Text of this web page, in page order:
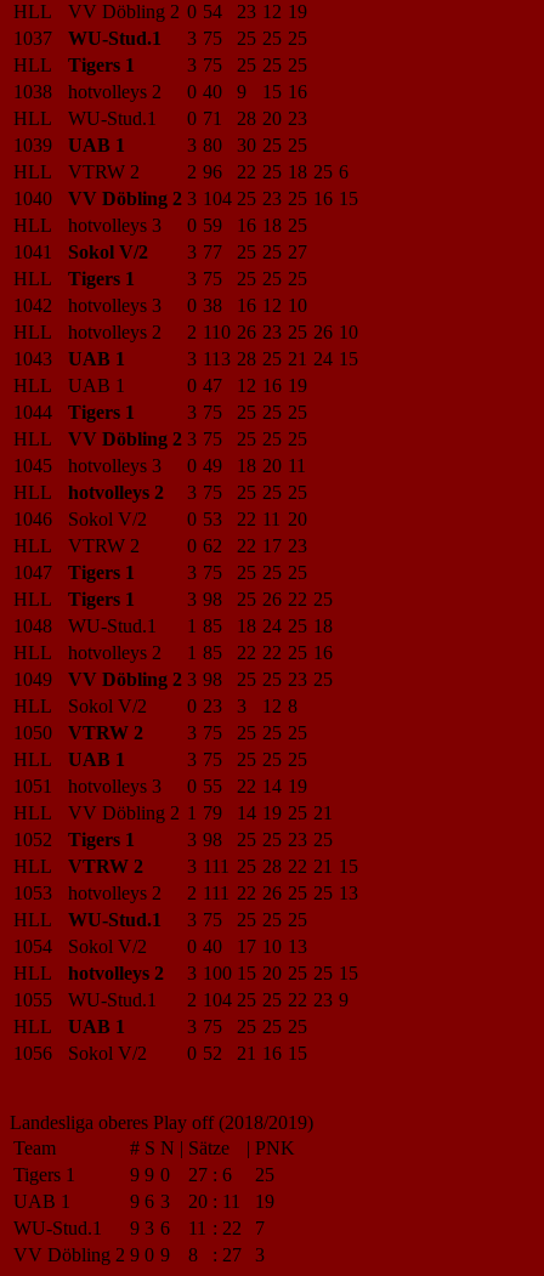
HLL
VV Döbling 2 0 54 23 12 19
1037
WU-Stud.1 3 75 25 25 25
HLL
Tigers 1 3 75 25 25 25
1038
hotvolleys 2 0 40 9 15 16
HLL
WU-Stud.1 0 71 28 20 23
1039
UAB 1 3 80 30 25 25
HLL
VTRW 2 2 96 22 25 18 25 6
1040
VV Döbling 2 3 104 25 23 25 16 15
HLL
hotvolleys 3 0 59 16 18 25
1041
Sokol V/2 3 77 25 25 27
HLL
Tigers 1 3 75 25 25 25
1042
hotvolleys 3 0 38 16 12 10
HLL
hotvolleys 2 2 110 26 23 25 26 10
1043
UAB 1 3 113 28 25 21 24 15
HLL
UAB 1 0 47 12 16 19
1044
Tigers 1 3 75 25 25 25
HLL
VV Döbling 2 3 75 25 25 25
1045
hotvolleys 3 0 49 18 20 11
HLL
hotvolleys 2 3 75 25 25 25
1046
Sokol V/2 0 53 22 11 20
HLL
VTRW 2 0 62 22 17 23
1047
Tigers 1 3 75 25 25 25
HLL
Tigers 1 3 98 25 26 22 25
1048
WU-Stud.1 1 85 18 24 25 18
HLL
hotvolleys 2 1 85 22 22 25 16
1049
VV Döbling 2 3 98 25 25 23 25
HLL
Sokol V/2 0 23 3 12 8
1050
VTRW 2 3 75 25 25 25
HLL
UAB 1 3 75 25 25 25
1051
hotvolleys 3 0 55 22 14 19
HLL
VV Döbling 2 1 79 14 19 25 21
1052
Tigers 1 3 98 25 25 23 25
HLL
VTRW 2 3 111 25 28 22 21 15
1053
hotvolleys 2 2 111 22 26 25 25 13
HLL
WU-Stud.1 3 75 25 25 25
1054
Sokol V/2 0 40 17 10 13
HLL
hotvolleys 2 3 100 15 20 25 25 15
1055
WU-Stud.1 2 104 25 25 22 23 9
HLL
UAB 1 3 75 25 25 25
1056
Sokol V/2 0 52 21 16 15
Landesliga oberes Play off (2018/2019)
Team
# S N | Sätze | PNK
Tigers 1
9 9 0 27 : 6
25
UAB 1
9 6 3 20 : 11
19
WU-Stud.1
9 3 6 11 : 22
7
VV Döbling 2 9 0 9 8 : 27 3